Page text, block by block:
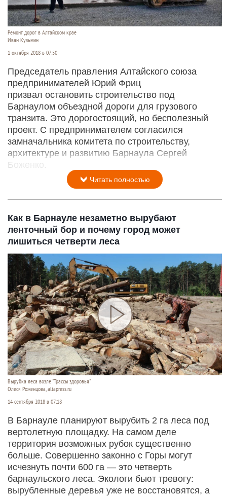
Ремонт дорог в Алтайском крае
Иван Кузьмин
1 октября 2018 в 07:50
Председатель правления Алтайского союза
предпринимателей Юрий Фриц
призвал остановить строительство под
Барнаулом объездной дороги для грузового
транзита. Это дорогостоящий, но бесполезный
проект. С предпринимателем согласился
замначальника комитета по строительству,
архитектуре и развитию Барнаула Сергей
Боженко.
Читать полностью
Как в Барнауле незаметно вырубают
ленточный бор и почему город может
лишиться четверти леса
Вырубка леса возле "Трассы здоровья"
Олеся Роженцова, altapress.ru
14 сентября 2018 в 07:18
В Барнауле планируют вырубить 2 га леса под
вертолетную площадку. На самом деле
территория возможных рубок существенно
больше. Совершенно законно с Горы могут
исчезнуть почти 600 га — это четверть
барнаульского леса. Экологи бьют тревогу:
вырубленные деревья уже не восстановятся, а